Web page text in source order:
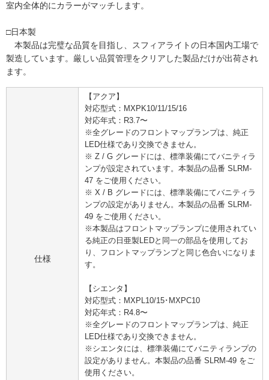
室内全体的にカラーがマッチします。
□日本製
本製品は完璧な品質を目指し、スフィアライトの日本国内工場で
製造しています。厳しい品質管理をクリアした製品だけが出荷され
ます。
仕様
【アクア】
対応型式：MXPK10/11/15/16
対応年式：R3.7〜
※全グレードのフロントマップランプは、純正
LED仕様であり交換できません。
※ Z / G グレードには、標準装備にてバニティラ
ンプが設定されています。本製品の品番 SLRM-
47 をご使用ください。
※ X / B グレードには、標準装備にてバニティラ
ンプの設定がありません。本製品の品番 SLRM-
49 をご使用ください。
※本製品はフロントマップランプに使用されてい
る純正の日亜製LEDと同一の部品を使用してお
り、フロントマップランプと同じ色合いになりま
す。
【シエンタ】
対応型式：MXPL10/15･MXPC10
対応年式：R4.8〜
※全グレードのフロントマップランプは、純正
LED仕様であり交換できません。
※シエンタには、標準装備にてバニティランプの
設定がありません。本製品の品番 SLRM-49 をご
使用ください。